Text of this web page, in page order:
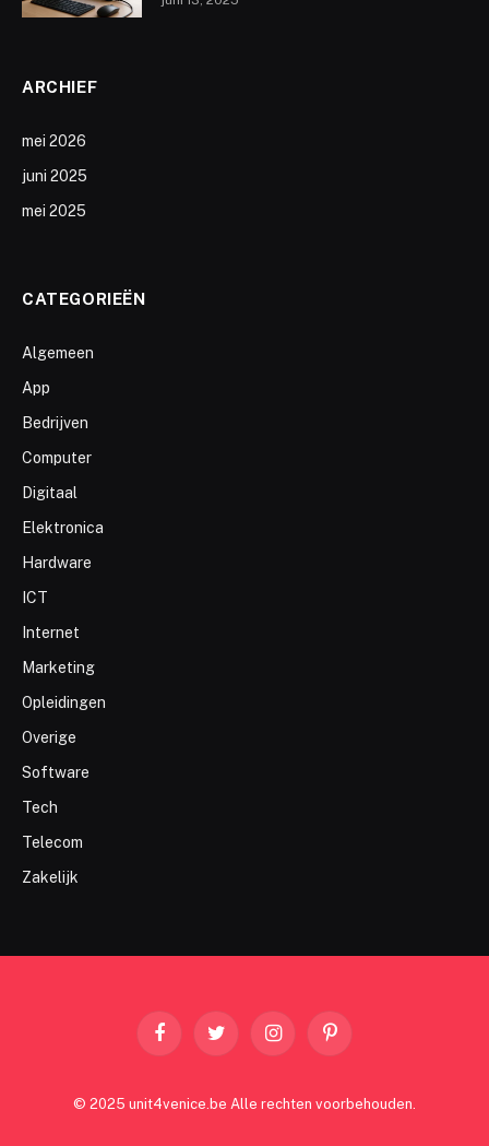
ARCHIEF
mei 2026
juni 2025
mei 2025
CATEGORIEËN
Algemeen
App
Bedrijven
Computer
Digitaal
Elektronica
Hardware
ICT
Internet
Marketing
Opleidingen
Overige
Software
Tech
Telecom
Zakelijk
FacebookTwitter InstagramPinterest
© 2025 unit4venice.be Alle rechten voorbehouden.